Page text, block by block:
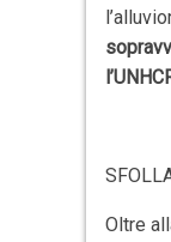
Oltre